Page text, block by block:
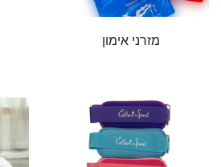
מזרני אימון